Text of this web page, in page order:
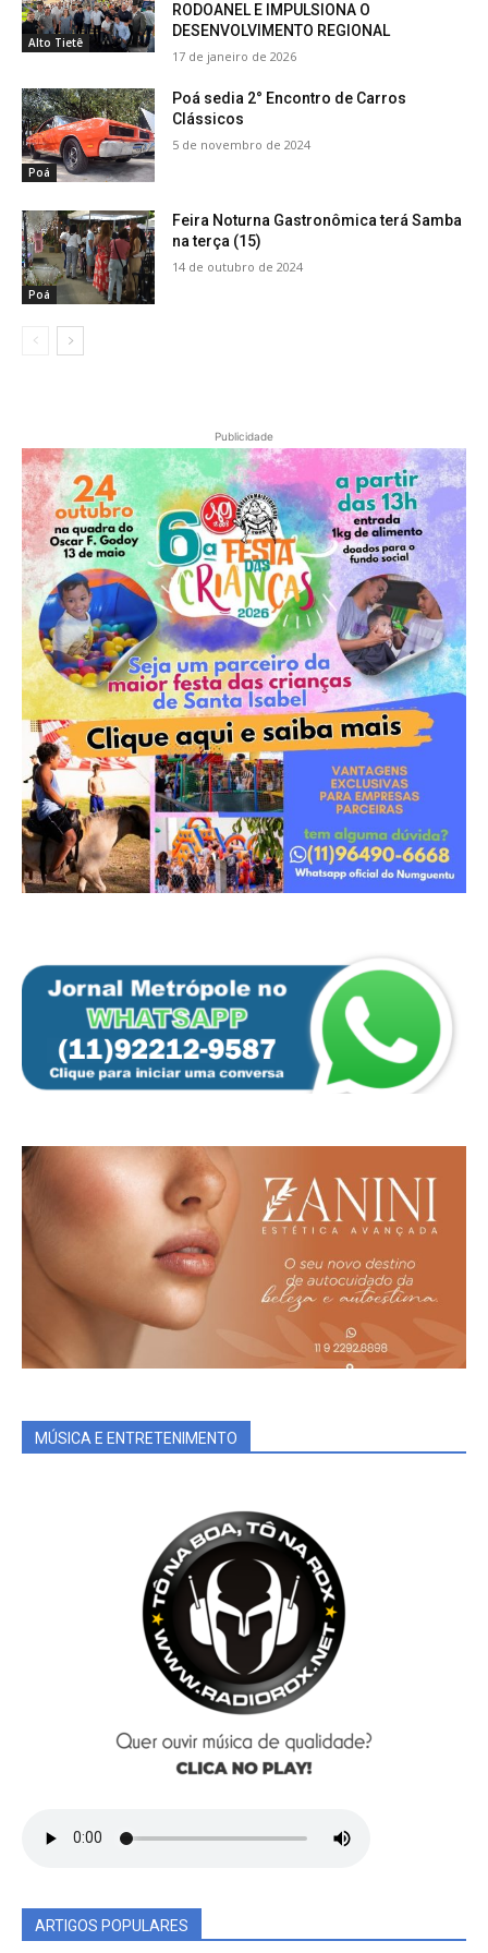
Alto Tietê
RODOANEL E IMPULSIONA O
DESENVOLVIMENTO REGIONAL
17 de janeiro de 2026
Poá
Poá sedia 2° Encontro de Carros
Clássicos
5 de novembro de 2024
Poá
Feira Noturna Gastronômica terá Samba
na terça (15)
14 de outubro de 2024
Publicidade
MÚSICA E ENTRETENIMENTO
ARTIGOS POPULARES